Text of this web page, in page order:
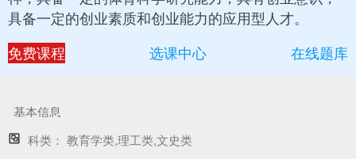
具备一定的创业素质和创业能力的应用型人才。
免费课程
选课中心 在线题库
基本信息
科类： 教育学类,理工类,文史类